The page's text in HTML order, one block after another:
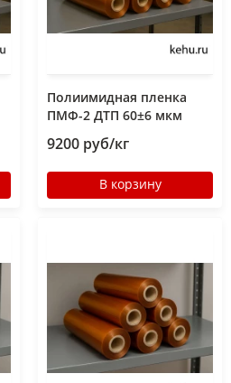
Полиимидная пленка
ПМФ-2 ДТП 60±6 мкм
9200 руб/кг
В корзину